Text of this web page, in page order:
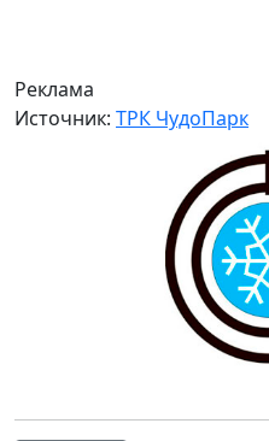
Реклама
Источник: ТРК ЧудоПарк